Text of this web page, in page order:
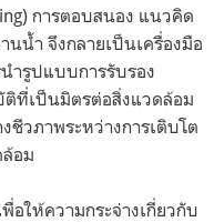
การตอบสนอง แนวคิด
น้ำ จึงกลายเป็นเครื่องมือ
ำรูปแบบการรับรอง
ที่เป็นมิตรต่อสิ่งแวดล้อม
วภาพระหว่างการเติบโต
อม
อให้ความกระจ่างเกี่ยวกับ